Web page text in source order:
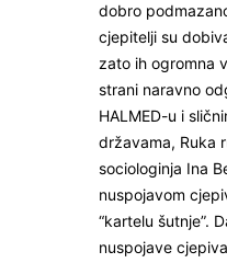
dobro
cjepitelji su
zato ih ogromna
strani naravno
HALMED-u i
državama, Ruka
sociologinja Ina
nuspojavom
“kartelu šutnje”.
nuspojave